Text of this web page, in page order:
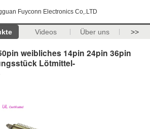
Fuyconn Electronics Co,.LTD
Videos Über uns >>
weibliches 14pin 24pin 36pin
Lötmittel-